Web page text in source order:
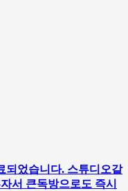
되었습니다. 스튜디오같
서 큰독방으로도 즉시